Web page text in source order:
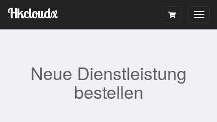
Hkcloudx
Neue Dienstleistung
bestellen